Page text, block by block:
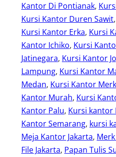
Kantor Di Pontianak,
Kursi Kantor Duren Sawit,
Kursi Kantor Erka, Kursi
Kantor Ichiko, Kursi
Jatinegara, Kursi Kantor
Lampung, Kursi Kantor
Medan, Kursi Kantor
Kantor Murah, Kursi
Kantor Palu, Kursi kantor
Kantor Semarang, kursi
Meja Kantor Jakarta,
File Jakarta, Papan Tulis